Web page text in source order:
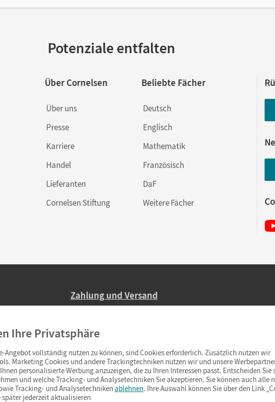
Potenziale entfalten
Über Cornelsen
Über uns
Presse
Karriere
Handel
Lieferanten
Cornelsen Stiftung
Beliebte Fächer
Deutsch
Englisch
Mathematik
Französisch
DaF
Weitere Fächer
Zahlung und Versand
Ab 59,– EUR Bestellwert liefern wir
(Lieferung in 3–6 Tagen).
Ihre Privatsphäre
Angebot vollständig nutzen zu können, sind Cookies erforderlich. Zusätzlich nutzen wir
Marketing Cookies und andere Trackingtechniken nutzen wir und unsere
personalisierte Werbung anzuzeigen, die zu Ihren Interessen passt. Entscheiden Sie
und welche Tracking- und Analysetechniken Sie akzeptieren. Sie können auch alle
Tracking- und Analysetechniken ablehnen. Ihre Auswahl können Sie über den Link
später jederzeit aktualisieren